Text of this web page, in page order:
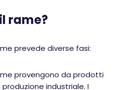
rame?
prevede diverse fasi:
provengono da prodotti
industriale. I